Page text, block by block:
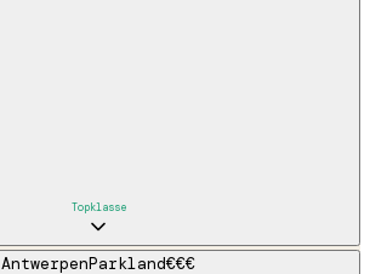
Topklasse
AntwerpenParkland€€€